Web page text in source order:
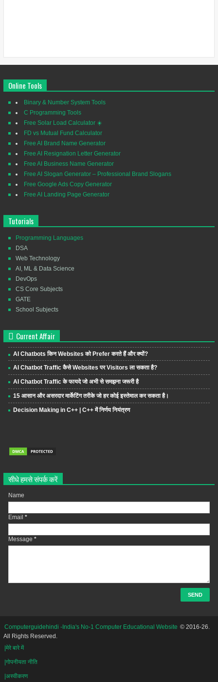
Online Tools
Binary & Number System Tools
C Programming Tools
Free Solar Load Calculator ☀️
FD vs Mutual Fund Calculator
Free AI Brand Name Generator
Free AI Resignation Letter Generator
Free AI Business Name Generator
Free AI Slogan Generator – Professional Brand Slogans
Free Google Ads Copy Generator
Free AI Landing Page Generator
Tutorials
Programming Languages
DSA
Web Technology
AI, ML & Data Science
DevOps
CS Core Subjects
GATE
School Subjects
Current Affair
AI Chatbots किन Websites को Prefer करते हैं और क्यों?
AI Chatbot Traffic कैसे Websites पर Visitors ला सकता है?
AI Chatbot Traffic के फायदे जो अभी से समझना जरूरी है
15 आसान और असरदार मार्केटिंग तरीके जो हर कोई इस्तेमाल कर सकता है।
Decision Making in C++ | C++ में निर्णय नियंत्रण
सीधे हमसे संपर्क करें
Name
Email *
Message *
Computerguidehindi -India's No-1 Computer Educational Website © 2016-26.
All Rights Reserved.
|मेरे बारे में
|गोपनीयता नीति
|अस्वीकरण